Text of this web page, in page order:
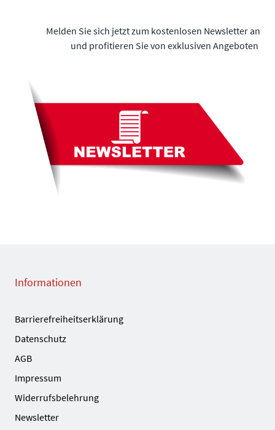
Melden Sie sich jetzt zum kostenlosen Newsletter an
und profitieren Sie von exklusiven Angeboten
Informationen
Barrierefreiheitserklärung
Datenschutz
AGB
Impressum
Widerrufsbelehrung
Newsletter